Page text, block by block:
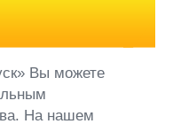
Вы можете
На нашем